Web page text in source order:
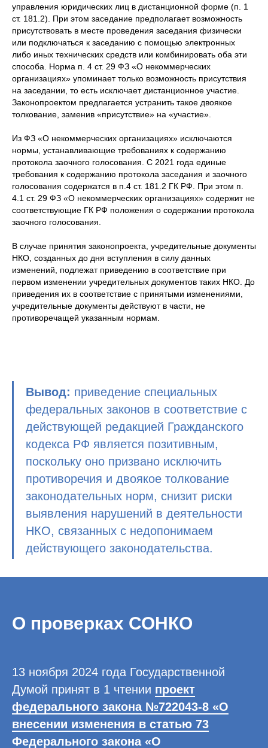
управления юридических лиц в дистанционной форме (п. 1
ст. 181.2). При этом заседание предполагает возможность
присутствовать в месте проведения заседания физически
или подключаться к заседанию с помощью электронных
либо иных технических средств или комбинировать оба эти
способа. Норма п. 4 ст. 29 ФЗ «О некоммерческих
организациях» упоминает только возможность присутствия
на заседании, то есть исключает дистанционное участие.
Законопроектом предлагается устранить такое двоякое
толкование, заменив «присутствие» на «участие».
Из ФЗ «О некоммерческих организациях» исключаются
нормы, устанавливающие требованиях к содержанию
протокола заочного голосования. С 2021 года единые
требования к содержанию протокола заседания и заочного
голосования содержатся в п.4 ст. 181.2 ГК РФ. При этом п.
4.1 ст. 29 ФЗ «О некоммерческих организациях» содержит не
соответствующие ГК РФ положения о содержании протокола
заочного голосования.
В случае принятия законопроекта, учредительные документы
НКО, созданных до дня вступления в силу данных
изменений, подлежат приведению в соответствие при
первом изменении учредительных документов таких НКО. До
приведения их в соответствие с принятыми изменениями,
учредительные документы действуют в части, не
противоречащей указанным нормам.
Вывод: приведение специальных
федеральных законов в соответствие с
действующей редакцией Гражданского
кодекса РФ является позитивным,
поскольку оно призвано исключить
противоречия и двоякое толкование
законодательных норм, снизит риски
выявления нарушений в деятельности
НКО, связанных с недопонимаем
действующего законодательства.
О проверках СОНКО
13 ноября 2024 года Государственной
Думой принят в 1 чтении проект
федерального закона №722043-8 «О
внесении изменения в статью 73
Федерального закона «О